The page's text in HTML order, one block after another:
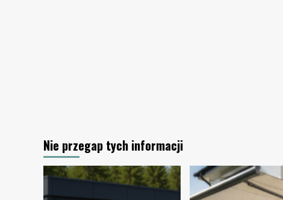
Nie przegap tych informacji